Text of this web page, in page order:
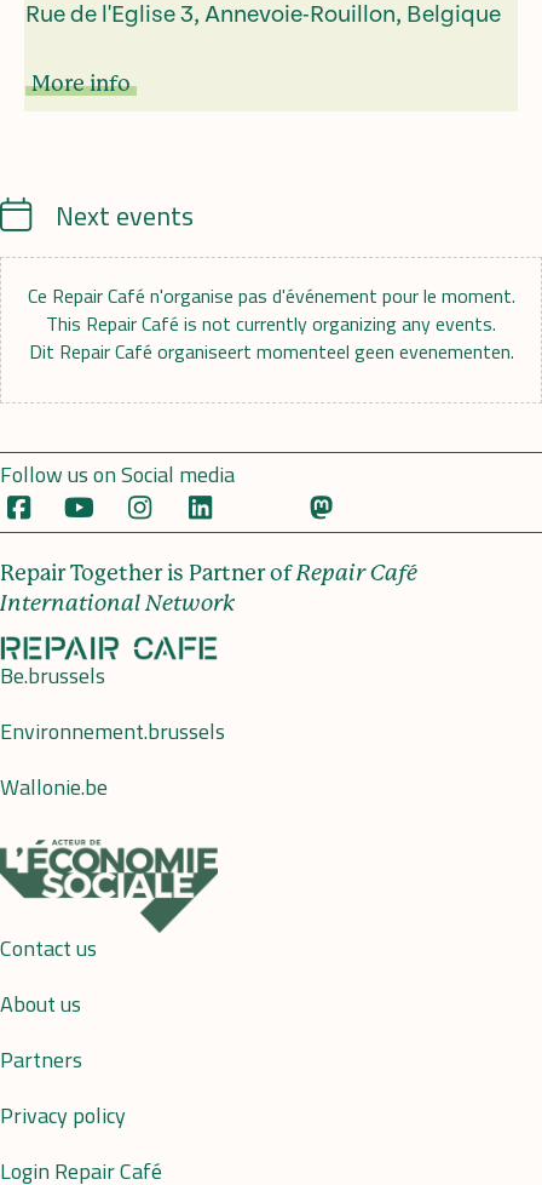
Rue de l'Eglise 3, Annevoie-Rouillon, Belgique
More info
CalendrierNext events
Ce Repair Café n'organise pas d'événement pour le moment.
This Repair Café is not currently organizing any events.
Dit Repair Café organiseert momenteel geen evenementen.
Follow us on Social media
Repair Together is Partner ofRepair Café
International Network
Be.brussels
Environnement.brussels
Wallonie.be
Contact us
About us
Partners
Privacy policy
Login Repair Café